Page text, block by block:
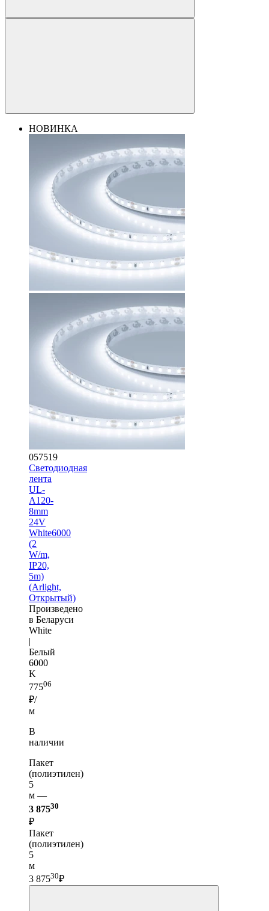
НОВИНКА
057519
Светодиодная
лента
UL-
A120-
8mm
24V
White6000
(2
W/m,
IP20,
5m)
(Arlight,
Открытый)
Произведено
в Беларуси
White
|
Белый
6000
K
77506
₽/
м
В
наличии
Пакет
(полиэтилен)
5
м —
3 87530
₽
Пакет
(полиэтилен)
5
м
3 87530₽